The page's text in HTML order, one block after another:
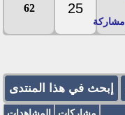
25
62
إبحث في هذا المنتدى